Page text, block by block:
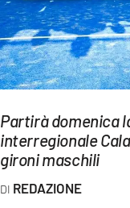
EVENTI
SPORT
Streaming
LAC TV
LAC NETWORK
LAC ONAIR
Partirà domenica
interregionale
gironi maschili
REDAZIONE